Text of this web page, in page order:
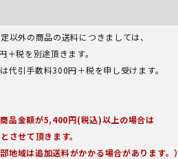
以外の商品の送料につきましては、
＋税を別途頂きます。
代引手数料300円＋税を申し受けます。
品金額が5,400円(税込)以上の場合は
させて頂きます。
地域は追加送料がかかる場合があります。）